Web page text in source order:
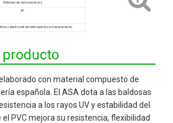
Baldosas de resina epoxi asa
B1
cobertizo de almacén químico, estacionamiento
con material compuesto de
española. El ASA dota a las baldosas
a los rayos UV y estabilidad del
PVC mejora su resistencia, flexibilidad